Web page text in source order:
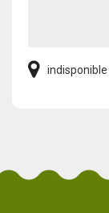
indisponible